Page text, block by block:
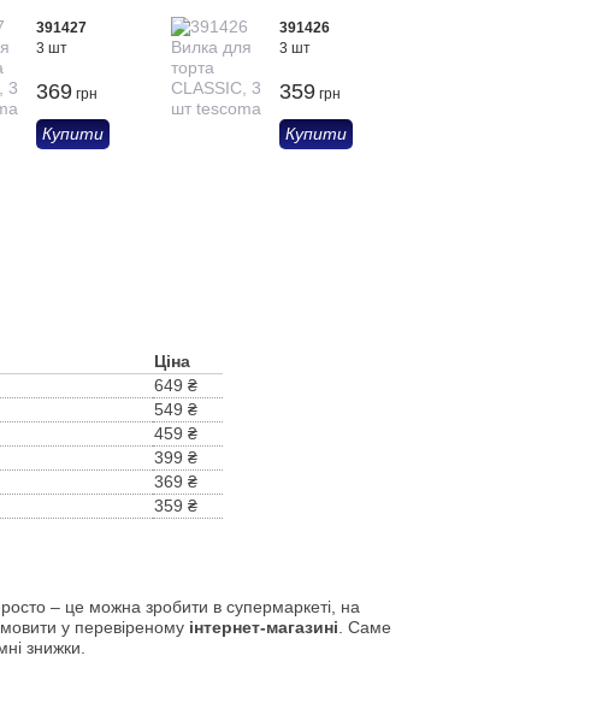
391427
3 шт
369 грн
Купити
391426
3 шт
359 грн
Купити
Ціна
649 ₴
549 ₴
459 ₴
399 ₴
369 ₴
359 ₴
– це можна зробити в супермаркеті, на
у перевіреному інтернет-магазині . Саме
знижки.